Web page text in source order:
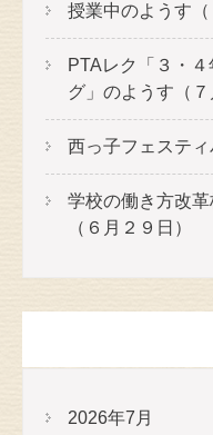
授業中のようす（
PTAレク「３・
グ」のようす（７
西っ子フェスティ
学校の働き方改
（６月２９日）
2026年7月